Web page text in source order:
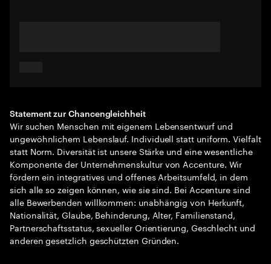
Statement zur Chancengleichheit
Wir suchen Menschen mit eigenem Lebensentwurf und
ungewöhnlichem Lebenslauf. Individuell statt uniform. Vielfalt
statt Norm. Diversität ist unsere Stärke und eine wesentliche
Komponente der Unternehmenskultur von Accenture. Wir
fördern ein integratives und offenes Arbeitsumfeld, in dem
sich alle so zeigen können, wie sie sind. Bei Accenture sind
alle Bewerbenden willkommen: unabhängig von Herkunft,
Nationalität, Glaube, Behinderung, Alter, Familienstand,
Partnerschaftsstatus, sexueller Orientierung, Geschlecht und
anderen gesetzlich geschützten Gründen.